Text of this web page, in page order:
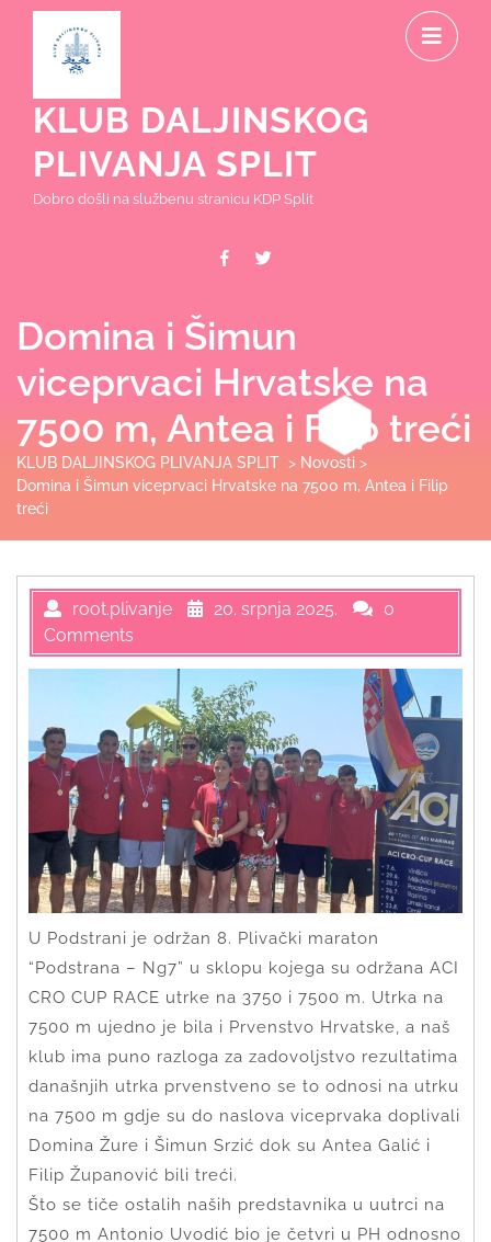
content
KLUB DALJINSKOG
PLIVANJA SPLIT
Dobro došli na službenu stranicu KDP Split
Facebook
Domina i Šimun
viceprvaci Hrvatske na
7500 m, Antea i Filip treći
KLUB DALJINSKOG PLIVANJA SPLIT > Novosti >
Domina i Šimun viceprvaci Hrvatske na 7500 m, Antea i Filip
treći
root.plivanje 20. srpnja 2025.
0
Comments
U Podstrani je održan 8. Plivački maraton
“Podstrana – Ng7” u sklopu kojega su održana ACI
CRO CUP RACE utrke na 3750 i 7500 m. Utrka na
7500 m ujedno je bila i Prvenstvo Hrvatske, a naš
klub ima puno razloga za zadovoljstvo rezultatima
današnjih utrka prvenstveno se to odnosi na utrku
na 7500 m gdje su do naslova viceprvaka doplivali
Domina Žure i Šimun Srzić dok su Antea Galić i
Filip Županović bili treći.
Što se tiče ostalih naših predstavnika u uutrci na
7500 m Antonio Uvodić bio je četvri u PH odnosno